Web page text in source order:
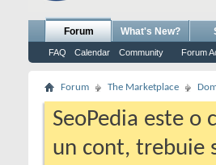
Forum
FAQ Calendar Community Forum
What's New?
Forum The Marketplace
SeoPedia este
un cont, trebuie